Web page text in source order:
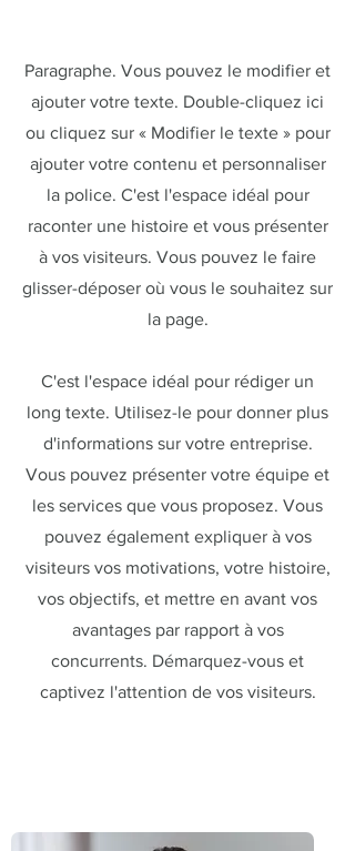
Paragraphe. Vous pouvez le modifier et
ajouter votre texte. Double-cliquez ici
ou cliquez sur « Modifier le texte » pour
ajouter votre contenu et personnaliser
la police. C'est l'espace idéal pour
raconter une histoire et vous présenter
à vos visiteurs. Vous pouvez le faire
glisser-déposer où vous le souhaitez sur
la page.
C'est l'espace idéal pour rédiger un
long texte. Utilisez-le pour donner plus
d'informations sur votre entreprise.
Vous pouvez présenter votre équipe et
les services que vous proposez. Vous
pouvez également expliquer à vos
visiteurs vos motivations, votre histoire,
vos objectifs, et mettre en avant vos
avantages par rapport à vos
concurrents. Démarquez-vous et
captivez l'attention de vos visiteurs.